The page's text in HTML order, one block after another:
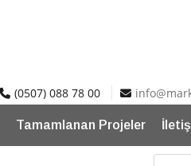
(0507) 088 78 00
Tamamlanan Projeler